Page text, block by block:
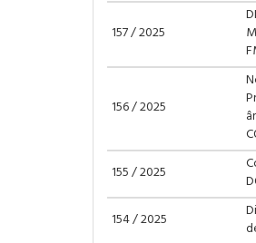
157 / 2025
156 / 2025
155 / 2025
154 / 2025